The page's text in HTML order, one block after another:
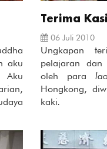
aku
Aku
Terima
06 Juli 2010
Ungkapan
pelajaran
oleh para
Hongkong,
kaki.